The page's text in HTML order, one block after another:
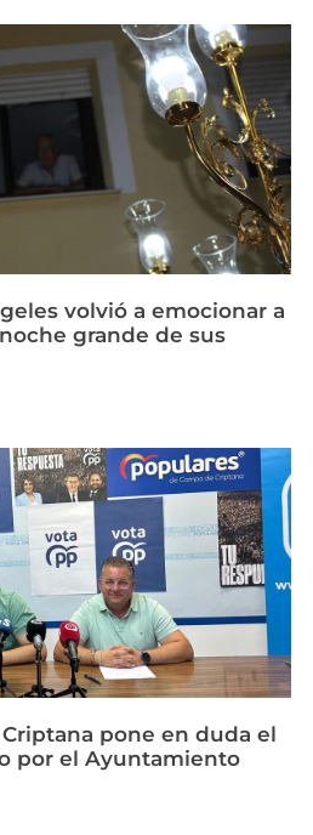
volvió a emocionar a
grande de sus
pone en duda el
por el Ayuntamiento